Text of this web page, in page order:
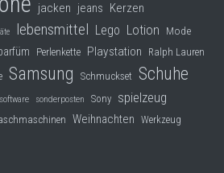
jacken jeans Kerzen
lebensmittel Lego Lotion Mode
Perlenkette Playstation Ralph Lauren
Samsung Schmuckset Schuhe
software sonderposten Sony spielzeug
Weihnachten Werkzeug